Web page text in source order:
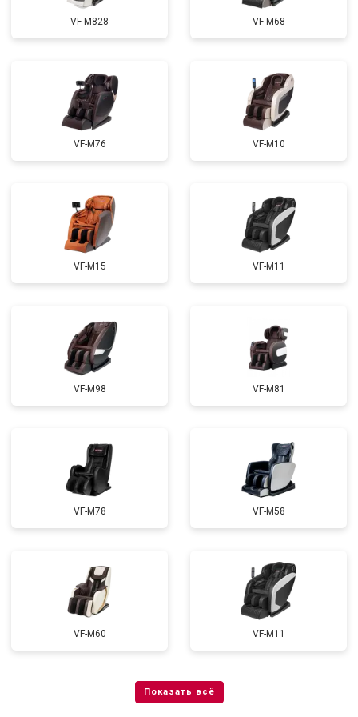
Ремонт электропроводки от 3900 ₽ Заказать
Ремонт сканера от 4800 ₽ Заказать
Замена сетевого трансформатора от 4500 ₽ Заказать
Ремонт микро-лифта от 5500 ₽
VF-M828 VF-M68
VF-M76 VF-M10
VF-M15 VF-M11
VF-M98 VF-M81
VF-M78 VF-M58
VF-M60 VF-M11